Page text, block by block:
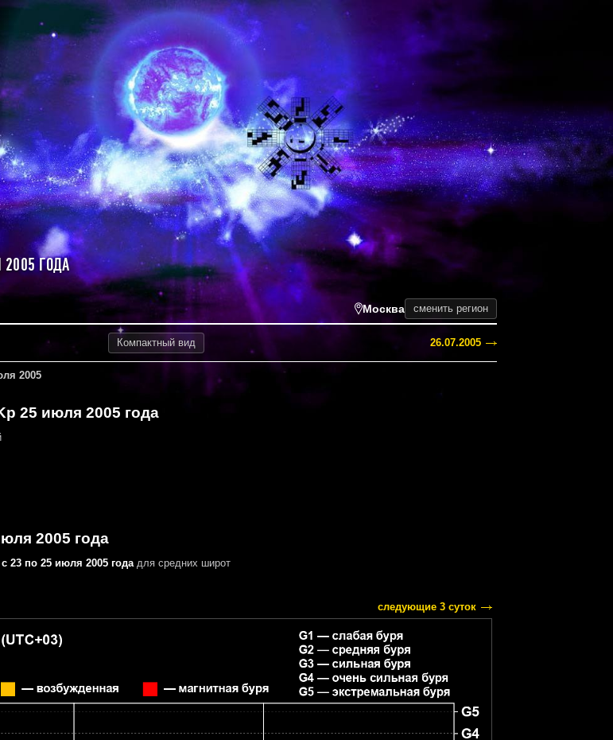
ГОДА
Москва сменить регион
Компактный вид 26.07.2005
2005
25 июля 2005 года
2005 года
с 23 по 25 июля 2005 годадля средних широт
следующие 3 суток